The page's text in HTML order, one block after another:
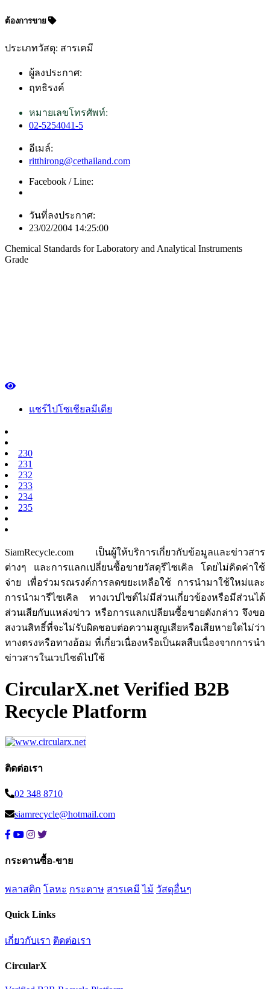
ต้องการขาย
ประเภทวัสดุ: สารเคมี
ผู้ลงประกาศ:
ฤทธิรงค์
หมายเลขโทรศัพท์:
02-5254041-5
อีเมล์:
ritthirong@cethailand.com
Facebook / Line:
วันที่ลงประกาศ:
23/02/2004 14:25:00
Chemical Standards for Laboratory and Analytical Instruments
Grade
แชร์ไปโซเชียลมีเดีย
230
231
232
233
234
235
SiamRecycle.com เป็นผู้ให้บริการเกี่ยวกับข้อมูลและข่าวสาร
ต่างๆ และการแลกเปลี่ยนซื้อขายวัสดุรีไซเคิล โดยไม่คิดค่าใช้
จ่าย เพื่อร่วมรณรงค์การลดขยะเหลือใช้ การนำมาใช้ใหม่และ
การนำมารีไซเคิล ทางเวปไซต์ไม่มีส่วนเกี่ยวข้องหรือมีส่วนได้
ส่วนเสียกับแหล่งข่าว หรือการแลกเปลียนซื้อขายดังกล่าว จึงขอ
สงวนสิทธิ์ที่จะไม่รับผิดชอบต่อความสูญเสียหรือเสียหายใดไม่ว่า
ทางตรงหรือทางอ้อม ที่เกี่ยวเนื่องหรือเป็นผลสืบเนื่องจากการนำ
ข่าวสารในเวปไซต์ไปใช้
CircularX.net Verified B2B
Recycle Platform
ติดต่อเรา
02 348 8710
siamrecycle@hotmail.com
กระดานซื้อ-ขาย
พลาสติก โลหะ กระดาษ สารเคมี ไม้ วัสดุอื่นๆ
Quick Links
เกี่ยวกับเรา ติดต่อเรา
CircularX